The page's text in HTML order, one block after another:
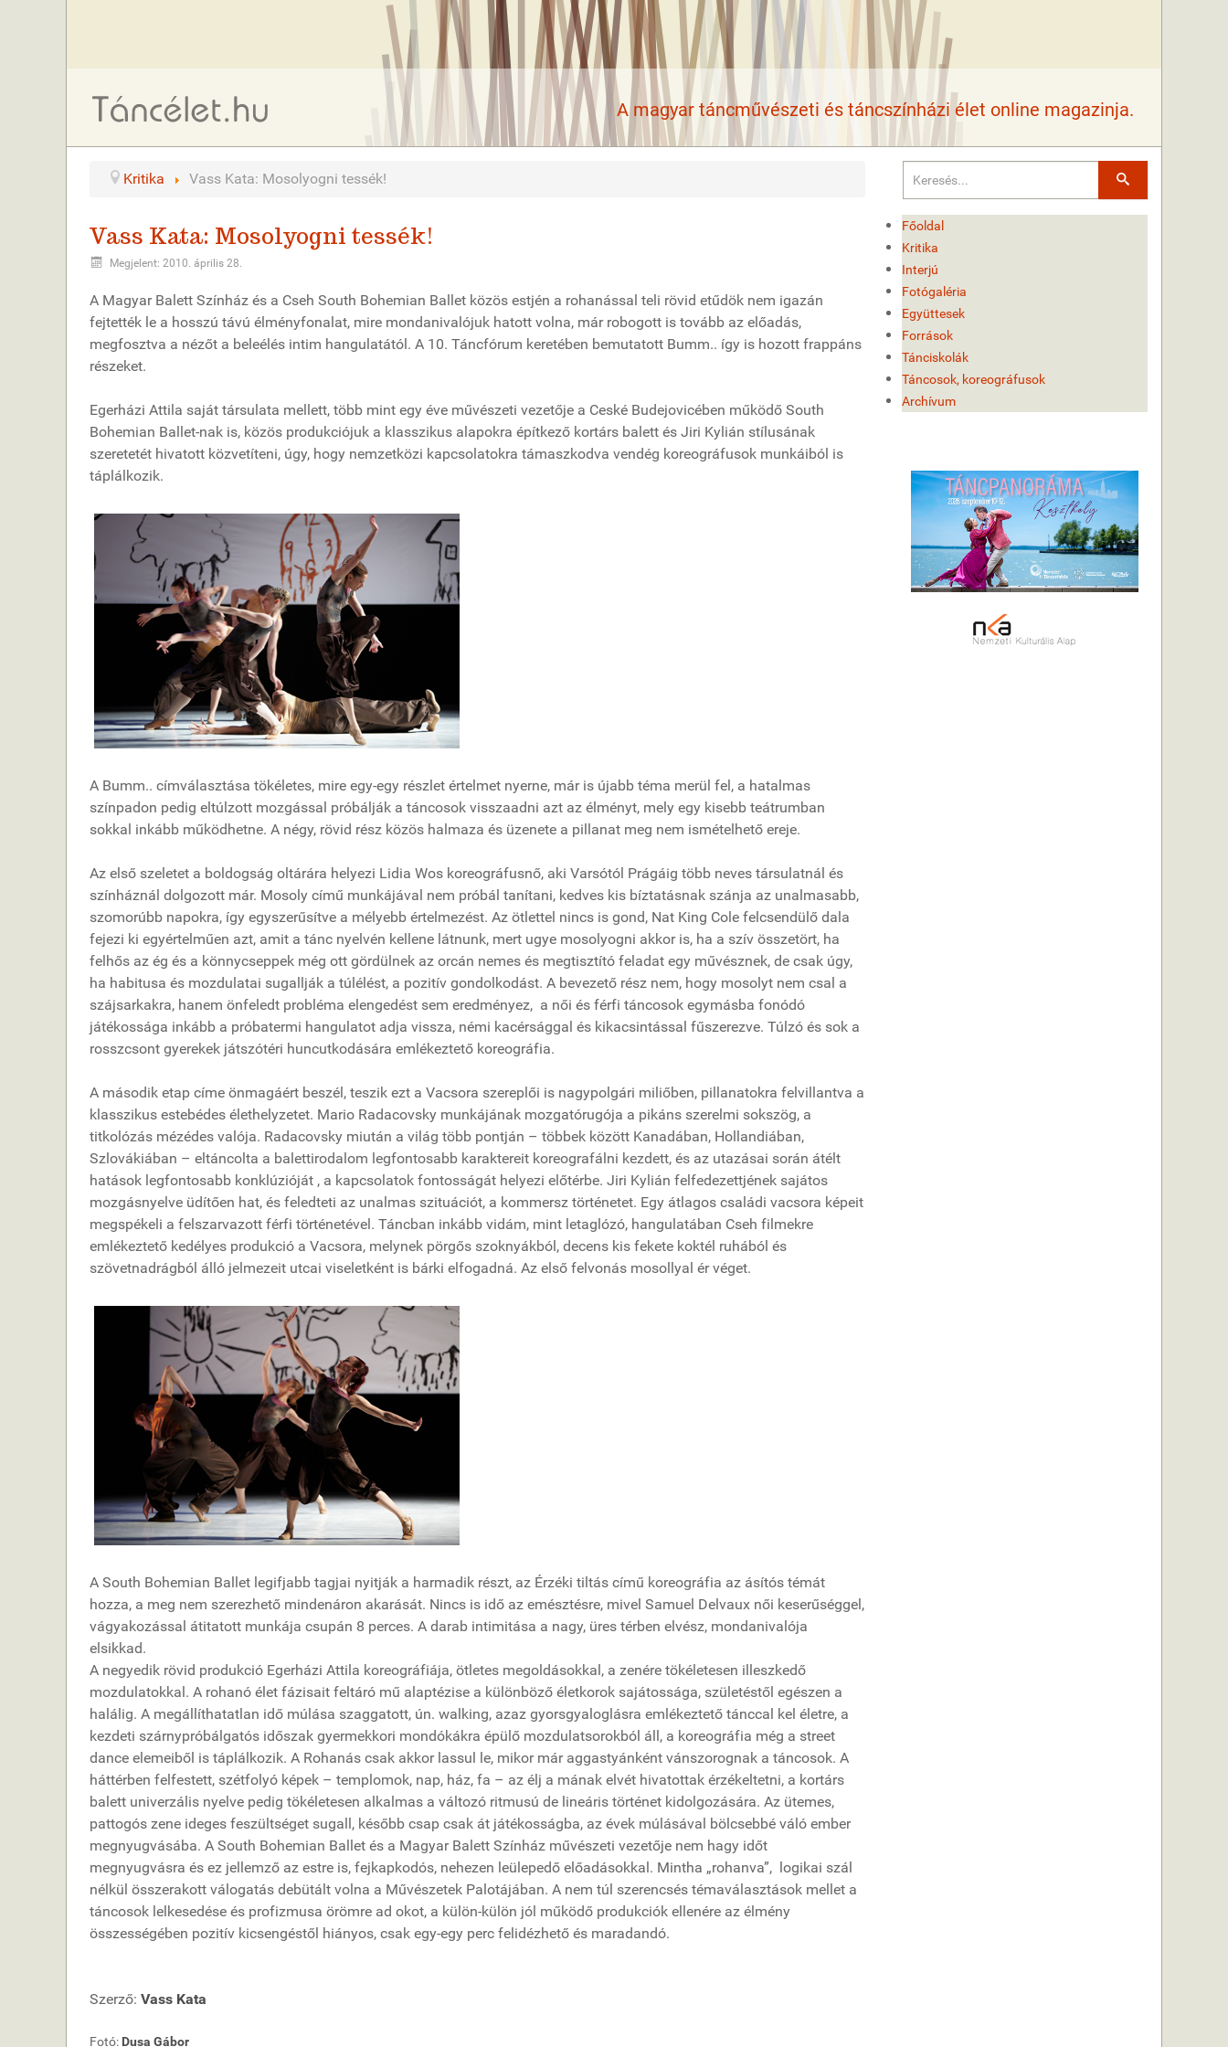
A magyar táncművészeti és táncszínházi élet online magazinja.
Kritika Vass Kata: Mosolyogni tessék!
Vass Kata: Mosolyogni tessék!
Megjelent: 2010. április 28.
A Magyar Balett Színház és a Cseh South Bohemian Ballet közös estjén a rohanással teli rövid etűdök nem igazán
fejtették le a hosszú távú élményfonalat, mire mondanivalójuk hatott volna, már robogott is tovább az előadás,
megfosztva a nézőt a beleélés intim hangulatától. A 10. Táncfórum keretében bemutatott Bumm.. így is hozott frappáns
részeket.
Egerházi Attila saját társulata mellett, több mint egy éve művészeti vezetője a Ceské Budejovicében működő South
Bohemian Ballet-nak is, közös produkciójuk a klasszikus alapokra építkező kortárs balett és Jiri Kylián stílusának
szeretetét hivatott közvetíteni, úgy, hogy nemzetközi kapcsolatokra támaszkodva vendég koreográfusok munkáiból is
táplálkozik.
A Bumm.. címválasztása tökéletes, mire egy-egy részlet értelmet nyerne, már is újabb téma merül fel, a hatalmas
színpadon pedig eltúlzott mozgással próbálják a táncosok visszaadni azt az élményt, mely egy kisebb teátrumban
sokkal inkább működhetne. A négy, rövid rész közös halmaza és üzenete a pillanat meg nem ismételhető ereje.
Az első szeletet a boldogság oltárára helyezi Lidia Wos koreográfusnő, aki Varsótól Prágáig több neves társulatnál és
színháznál dolgozott már. Mosoly című munkájával nem próbál tanítani, kedves kis bíztatásnak szánja az unalmasabb,
szomorúbb napokra, így egyszerűsítve a mélyebb értelmezést. Az ötlettel nincs is gond, Nat King Cole felcsendülő dala
fejezi ki egyértelműen azt, amit a tánc nyelvén kellene látnunk, mert ugye mosolyogni akkor is, ha a szív összetört, ha
felhős az ég és a könnycseppek még ott gördülnek az orcán nemes és megtisztító feladat egy művésznek, de csak úgy,
ha habitusa és mozdulatai sugallják a túlélést, a pozitív gondolkodást. A bevezető rész nem, hogy mosolyt nem csal a
szájsarkakra, hanem önfeledt probléma elengedést sem eredményez, a női és férfi táncosok egymásba fonódó
játékossága inkább a próbatermi hangulatot adja vissza, némi kacérsággal és kikacsintással fűszerezve. Túlzó és sok a
rosszcsont gyerekek játszótéri huncutkodására emlékeztető koreográfia.
A második etap címe önmagáért beszél, teszik ezt a Vacsora szereplői is nagypolgári miliőben, pillanatokra felvillantva a
klasszikus estebédes élethelyzetet. Mario Radacovsky munkájának mozgatórugója a pikáns szerelmi sokszög, a
titkolózás mézédes valója. Radacovsky miután a világ több pontján – többek között Kanadában, Hollandiában,
Szlovákiában – eltáncolta a balettirodalom legfontosabb karaktereit koreografálni kezdett, és az utazásai során átélt
hatások legfontosabb konklúzióját , a kapcsolatok fontosságát helyezi előtérbe. Jiri Kylián felfedezettjének sajátos
mozgásnyelve üdítően hat, és feledteti az unalmas szituációt, a kommersz történetet. Egy átlagos családi vacsora képeit
megspékeli a felszarvazott férfi történetével. Táncban inkább vidám, mint letaglózó, hangulatában Cseh filmekre
emlékeztető kedélyes produkció a Vacsora, melynek pörgős szoknyákból, decens kis fekete koktél ruhából és
szövetnadrágból álló jelmezeit utcai viseletként is bárki elfogadná. Az első felvonás mosollyal ér véget.
A South Bohemian Ballet legifjabb tagjai nyitják a harmadik részt, az Érzéki tiltás című koreográfia az ásítós témát
hozza, a meg nem szerezhető mindenáron akarását. Nincs is idő az emésztésre, mivel Samuel Delvaux női keserűséggel,
vágyakozással átitatott munkája csupán 8 perces. A darab intimitása a nagy, üres térben elvész, mondanivalója
elsikkad.
A negyedik rövid produkció Egerházi Attila koreográfiája, ötletes megoldásokkal, a zenére tökéletesen illeszkedő
mozdulatokkal. A rohanó élet fázisait feltáró mű alaptézise a különböző életkorok sajátossága, születéstől egészen a
halálig. A megállíthatatlan idő múlása szaggatott, ún. walking, azaz gyorsgyaloglásra emlékeztető tánccal kel életre, a
kezdeti szárnypróbálgatós időszak gyermekkori mondókákra épülő mozdulatsorokból áll, a koreográfia még a street
dance elemeiből is táplálkozik. A Rohanás csak akkor lassul le, mikor már aggastyánként vánszorognak a táncosok. A
háttérben felfestett, szétfolyó képek – templomok, nap, ház, fa – az élj a mának elvét hivatottak érzékeltetni, a kortárs
balett univerzális nyelve pedig tökéletesen alkalmas a változó ritmusú de lineáris történet kidolgozására. Az ütemes,
pattogós zene ideges feszültséget sugall, később csap csak át játékosságba, az évek múlásával bölcsebbé váló ember
megnyugvásába. A South Bohemian Ballet és a Magyar Balett Színház művészeti vezetője nem hagy időt
megnyugvásra és ez jellemző az estre is, fejkapkodós, nehezen leülepedő előadásokkal. Mintha „rohanva”, logikai szál
nélkül összerakott válogatás debütált volna a Művészetek Palotájában. A nem túl szerencsés témaválasztások mellet a
táncosok lelkesedése és profizmusa örömre ad okot, a külön-külön jól működő produkciók ellenére az élmény
összességében pozitív kicsengéstől hiányos, csak egy-egy perc felidézhető és maradandó.
Szerző: Vass Kata
Fotó: Dusa Gábor
Keresés
Főoldal
Kritika
Interjú
Fotógaléria
Együttesek
Források
Tánciskolák
Táncosok, koreográfusok
Archívum